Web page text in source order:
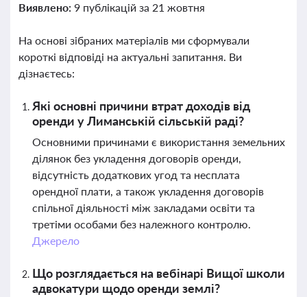
Виявлено: 9 публікацій за 21 жовтня
На основі зібраних матеріалів ми сформували
короткі відповіді на актуальні запитання. Ви
дізнаєтесь:
Які основні причини втрат доходів від
оренди у Лиманській сільській раді?
Основними причинами є використання земельних
ділянок без укладення договорів оренди,
відсутність додаткових угод та несплата
орендної плати, а також укладення договорів
спільної діяльності між закладами освіти та
третіми особами без належного контролю.
Джерело
Що розглядається на вебінарі Вищої школи
адвокатури щодо оренди землі?